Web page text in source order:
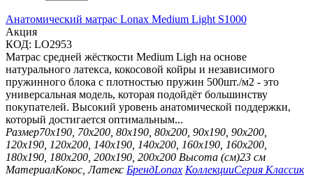
Анатомический матрас Lonax Medium Light S1000
Aкция
КОД: LO2953
Матрас средней жёсткости Medium Ligh на основе
натурального латекса, кокосовой койры и независимого
пружинного блока с плотностью пружин 500шт./м2 - это
универсальная модель, которая подойдёт большинству
покупателей. Высокий уровень анатомической поддержки,
который достигается оптимальным...
Размер70х190, 70х200, 80х190, 80х200, 90х190, 90х200,
120х190, 120х200, 140х190, 140х200, 160х190, 160х200,
180х190, 180х200, 200х190, 200х200 Высота (см)23 см
МатериалКокос, Латекс БрендLonax КоллекцииСерия Классик